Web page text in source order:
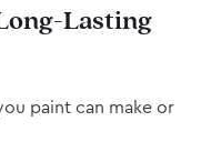
Lasting
paint can make or